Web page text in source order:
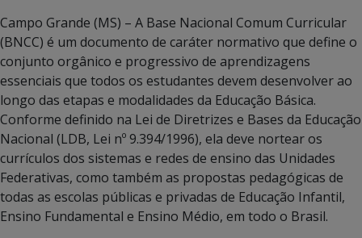
Campo Grande (MS) – A Base Nacional Comum Curricular
(BNCC) é um documento de caráter normativo que define o
conjunto orgânico e progressivo de aprendizagens
essenciais que todos os estudantes devem desenvolver ao
longo das etapas e modalidades da Educação Básica.
Conforme definido na Lei de Diretrizes e Bases da Educação
Nacional (LDB, Lei nº 9.394/1996), ela deve nortear os
currículos dos sistemas e redes de ensino das Unidades
Federativas, como também as propostas pedagógicas de
todas as escolas públicas e privadas de Educação Infantil,
Ensino Fundamental e Ensino Médio, em todo o Brasil.